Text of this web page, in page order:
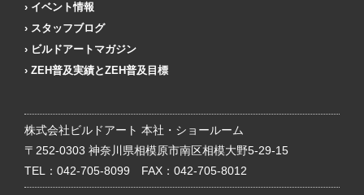
イベント情報
スタッフブログ
ビルドアートマガジン
ZEH普及実績とZEH普及目標
株式会社ビルドアート 本社・ショールーム
〒252-0303 神奈川県相模原市南区相模大野5-29-15
TEL： 042-705-8099 FAX：042-705-8012